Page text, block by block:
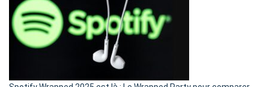
»